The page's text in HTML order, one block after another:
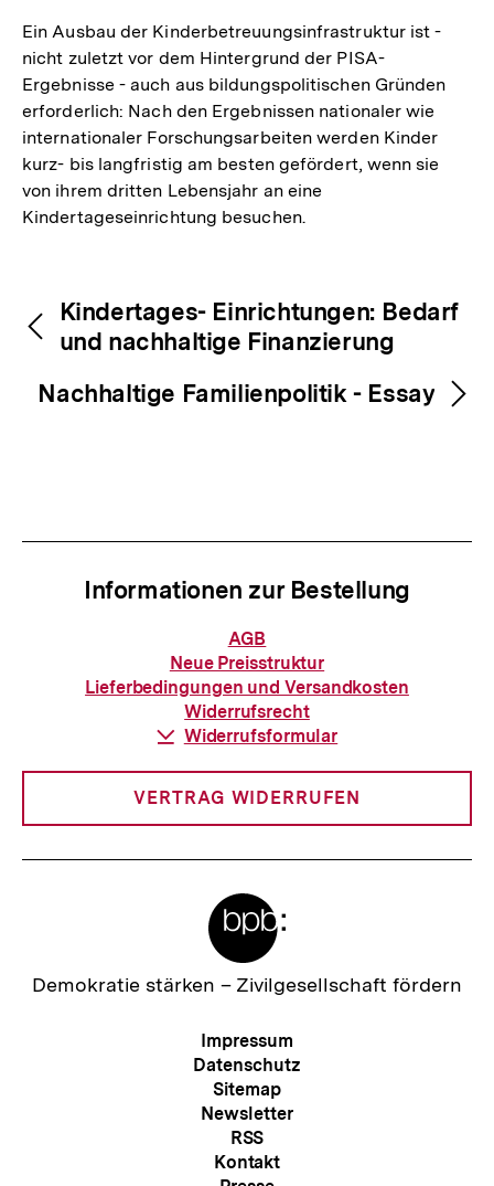
Ein Ausbau der Kinderbetreuungsinfrastruktur ist -
nicht zuletzt vor dem Hintergrund der PISA-
Ergebnisse - auch aus bildungspolitischen Gründen
erforderlich: Nach den Ergebnissen nationaler wie
internationaler Forschungsarbeiten werden Kinder
kurz- bis langfristig am besten gefördert, wenn sie
von ihrem dritten Lebensjahr an eine
Kindertageseinrichtung besuchen.
Inhaltsnavigation
Inhaltsnavigation
Kindertages- Einrichtungen: Bedarf
und nachhaltige Finanzierung
Nachhaltige Familienpolitik - Essay
Informationen zur Bestellung
Informationen
zur
Bestellung
AGB
Neue Preisstruktur
Lieferbedingungen und Versandkosten
Widerrufsrecht
Download-
Widerrufsformular
VERTRAG WIDERRUFEN
Zur
Demokratie stärken – Zivilgesellschaft fördern
Meta-
Navigation
Impressum
Datenschutz
Sitemap
Newsletter
RSS
Kontakt